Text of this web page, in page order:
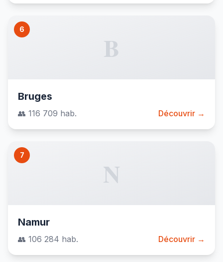
6
B
Bruges
👥 116 709 hab. Découvrir →
7
N
Namur
👥 106 284 hab. Découvrir →